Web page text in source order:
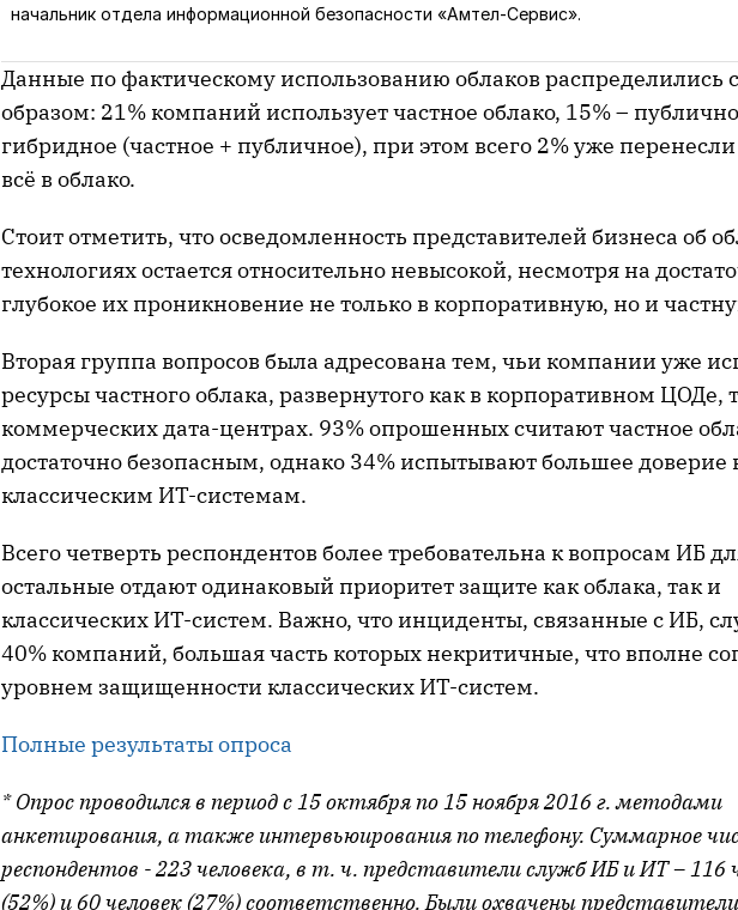
начальник отдела информационной безопасности «Амтел-Сервис».
Данные по фактическому использованию облаков
образом: 21% компаний использует частное облако, 15% –
гибридное (частное + публичное), при этом всего 2% уже
всё в облако.
Стоит отметить, что осведомленность представителей бизнеса об
технологиях остается относительно невысокой, несмотря на
глубокое их проникновение не только в корпоративную, но и
Вторая группа вопросов была адресована тем, чьи компании уже
ресурсы частного облака, развернутого как в корпоративном ЦОДе,
коммерческих дата-центрах. 93% опрошенных считают частное
достаточно безопасным, однако 34% испытывают большее доверие
классическим ИТ-системам.
Всего четверть респондентов более требовательна к вопросам ИБ
остальные отдают одинаковый приоритет защите как облака, так и
классических ИТ-систем. Важно, что инциденты, связанные с ИБ,
40% компаний, большая часть которых некритичные, что вполне
уровнем защищенности классических ИТ-систем.
Полные результаты опроса
* Опрос проводился в период с 15 октября по 15 ноября 2016 г. методами
анкетирования, а также интервьюирования по телефону. Суммарное
респондентов - 223 человека, в т. ч. представители служб ИБ и ИТ – 116
(52%) и 60 человек (27%) соответственно. Были охвачены